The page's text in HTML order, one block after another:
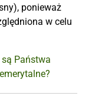
ponieważ
w celu
Państwa